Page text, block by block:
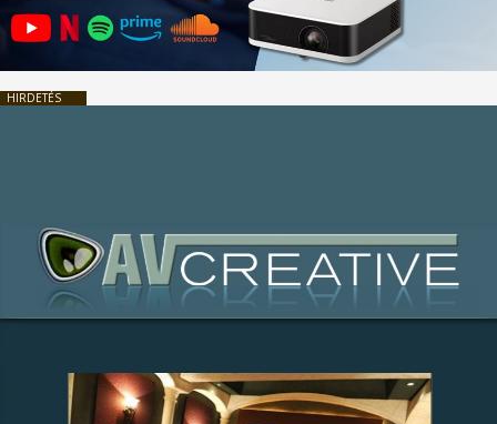
HIRDETÉS